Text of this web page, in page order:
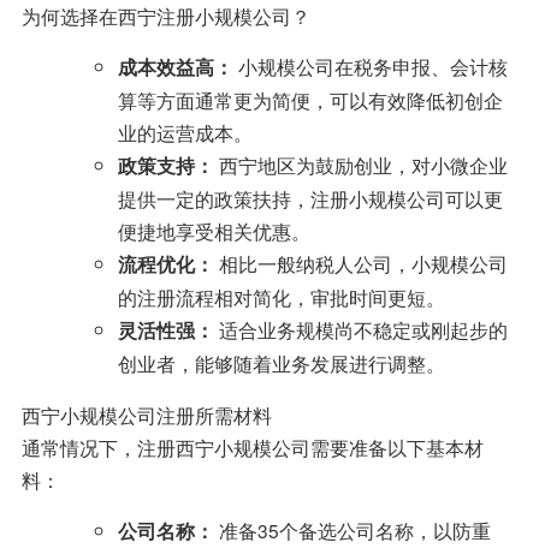
为何选择在西宁注册小规模公司？
成本效益高： 小规模公司在税务申报、会计核
算等方面通常更为简便，可以有效降低初创企
业的运营成本。
政策支持： 西宁地区为鼓励创业，对小微企业
提供一定的政策扶持，注册小规模公司可以更
便捷地享受相关优惠。
流程优化： 相比一般纳税人公司，小规模公司
的注册流程相对简化，审批时间更短。
灵活性强： 适合业务规模尚不稳定或刚起步的
创业者，能够随着业务发展进行调整。
西宁小规模公司注册所需材料
通常情况下，注册西宁小规模公司需要准备以下基本材
料：
公司名称： 准备35个备选公司名称，以防重